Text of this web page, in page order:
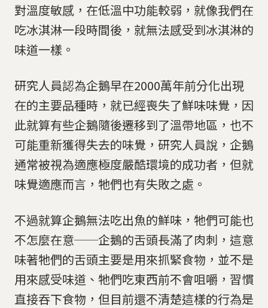
對溫度敏感，在低溫中功能較弱，就像我們在
吃冰淇淋一段時間後，就無法感受到冰淇淋的
味道一樣。
研究人員認為企鵝早在2000萬年前分化出現
在的主要品種時，就已經喪失了鮮味味覺，因
此就算有些企鵝隨後遷移到了溫帶地區，也不
可能重新獲得失去的味覺，研究人員說，企鵝
通常被視為適應極度嚴酷環境的成功者，但就
味覺適應而言，牠們也有失敗之處。
不過就算企鵝無法吃出魚的鮮味，牠們可能也
不怎麼在意──企鵝的舌頭長滿了肉刺，這意
味著牠們的舌頭主要是用來抓緊食物，並不是
用來感受味道、牠們吃東西前不會咀嚼，習慣
直接吞下食物，但目前還不清楚這樣的行為是